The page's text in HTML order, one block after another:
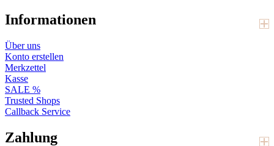
Informationen
Über uns
Konto erstellen
Merkzettel
Kasse
SALE %
Trusted Shops
Callback Service
Zahlung